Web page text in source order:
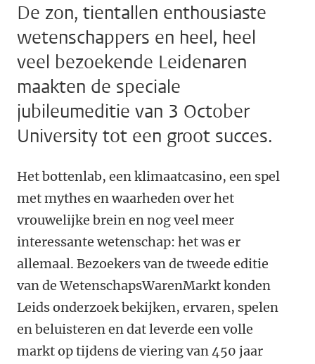
De zon, tientallen enthousiaste
wetenschappers en heel, heel
veel bezoekende Leidenaren
maakten de speciale
jubileumeditie van 3 October
University tot een groot succes.
Het bottenlab, een klimaatcasino, een spel
met mythes en waarheden over het
vrouwelijke brein en nog veel meer
interessante wetenschap: het was er
allemaal. Bezoekers van de tweede editie
van de WetenschapsWarenMarkt konden
Leids onderzoek bekijken, ervaren, spelen
en beluisteren en dat leverde een volle
markt op tijdens de viering van 450 jaar